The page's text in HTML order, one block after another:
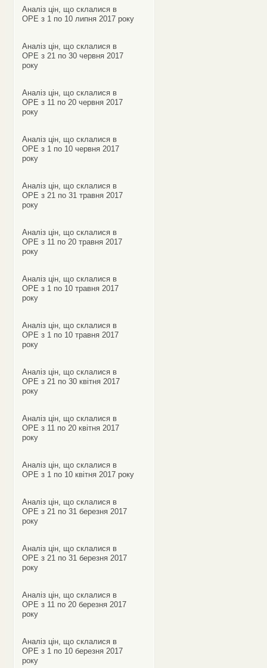
Аналіз цін, що склалися в
ОРЕ з 1 по 10 липня 2017 року
Аналіз цін, що склалися в
ОРЕ з 21 по 30 червня 2017
року
Аналіз цін, що склалися в
ОРЕ з 11 по 20 червня 2017
року
Аналіз цін, що склалися в
ОРЕ з 1 по 10 червня 2017
року
Аналіз цін, що склалися в
ОРЕ з 21 по 31 травня 2017
року
Аналіз цін, що склалися в
ОРЕ з 11 по 20 травня 2017
року
Аналіз цін, що склалися в
ОРЕ з 1 по 10 травня 2017
року
Аналіз цін, що склалися в
ОРЕ з 1 по 10 травня 2017
року
Аналіз цін, що склалися в
ОРЕ з 21 по 30 квітня 2017
року
Аналіз цін, що склалися в
ОРЕ з 11 по 20 квітня 2017
року
Аналіз цін, що склалися в
ОРЕ з 1 по 10 квітня 2017 року
Аналіз цін, що склалися в
ОРЕ з 21 по 31 березня 2017
року
Аналіз цін, що склалися в
ОРЕ з 21 по 31 березня 2017
року
Аналіз цін, що склалися в
ОРЕ з 11 по 20 березня 2017
року
Аналіз цін, що склалися в
ОРЕ з 1 по 10 березня 2017
року